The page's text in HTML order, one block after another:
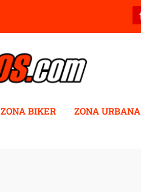
ZONA BIKER ZONA URBANA